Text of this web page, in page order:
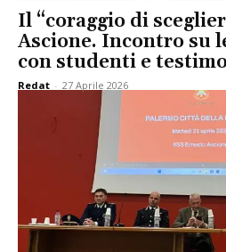
Il “coraggio di
Ascione. Incontro su
con studenti e
Redat - 27 Aprile 2026